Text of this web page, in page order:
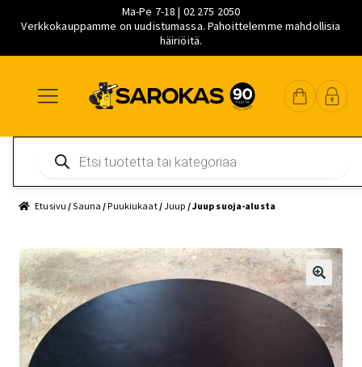
Ma-Pe 7-18 | 02 275 2050
Verkkokauppamme on uudistumassa. Pahoittelemme mahdollisia
häiriöitä.
navigointiin
sisältöön
pääsisältöön
search
Etusivu /Sauna /Puukiukaat/Juup / Juup suoja-alusta